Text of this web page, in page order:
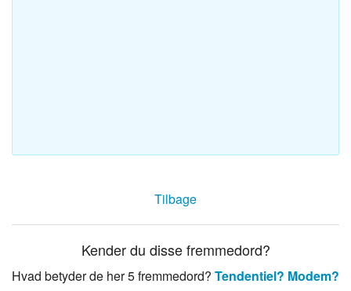
Tilbage
Kender du disse fremmedord?
Hvad betyder de her 5 fremmedord? Tendentiel? Modem?